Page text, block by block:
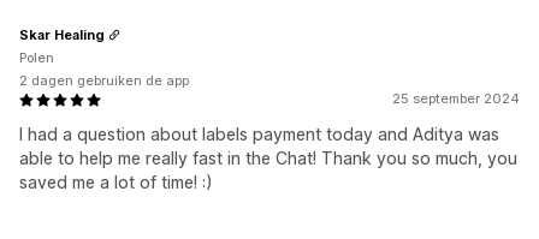
25 september 2024
I had a question about labels payment today and Aditya was
able to help me really fast in the Chat! Thank you so much, you
saved me a lot of time! :)
Skar Healing
Polen
2 dagen gebruiken de app